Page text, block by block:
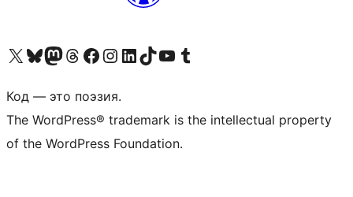
Посетите нас в X (ранее Twitter)
Посетите нашу учётную запись в Bluesky
Посетите нашу ленту в Mastodon
Посетите нашу учётную запись в Threads
Посетите нашу страницу на Facebook
Посетите наш Instagram
Посетите нашу страницу в LinkedIn
Посетите нашу учётную запись в TikTok
Посетите наш канал YouTube
Посетите нашу учётную запись в Tumblr
Код — это поэзия.
The WordPress® trademark is the intellectual property
of the WordPress Foundation.